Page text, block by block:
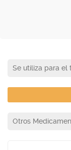
Se utiliza para el
Otros